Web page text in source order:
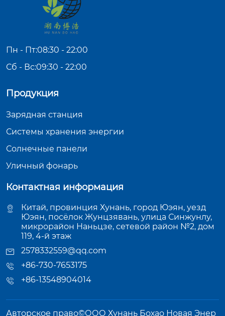
Пн - Пт:08:30 - 22:00
Сб - Вс:09:30 - 22:00
Продукция
Зарядная станция
Системы хранения энергии
Солнечные панели
Уличный фонарь
Контактная информация
Китай, провинция Хунань, город Юэян, уезд
Юэян, посёлок Жунцзявань, улица Синжунлу,
микрорайон Наньцзе, сетевой район №2, дом
119, 4-й этаж
2578332559@qq.com
+86-730-7653175
+86-13548904014
Авторское право©ООО Хунань Бохао Новая Энер